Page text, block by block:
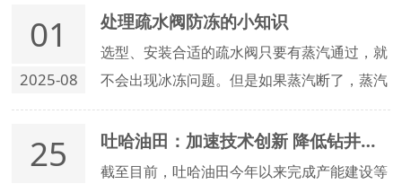
较大的致密油整装水平井立体开发区。
01
2025-08
处理疏水阀防冻的小知识
选型、安装合适的疏水阀只要有蒸汽通过，就
不会出现冰冻问题。但是如果蒸汽断了，蒸汽
凝结水就会在热交换器或伴管里形成真空。
25 吐哈油田：加速技术创新 降低钻井压裂成本
截至目前，吐哈油田今年以来完成产能建设等